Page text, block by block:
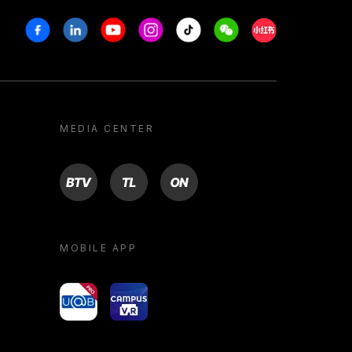
FacebookLinkedinYoutubeInstagram
Tiktok WeechatXiaohongshu/
MEDIA CENTER
BTV TL ON
MOBILE APP
yoU@B Campus VR